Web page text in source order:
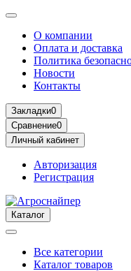
О компании
Оплата и доставка
Политика
Новости
Контакты
Закладки0
Сравнение0
Личный кабинет
Авторизация
Регистрация
Каталог
Все категории
Каталог товаров